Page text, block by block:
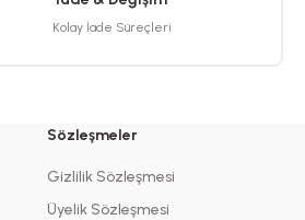
Kolay İade Süreçleri
Sözleşmeler
Gizlilik Sözleşmesi
Üyelik Sözleşmesi